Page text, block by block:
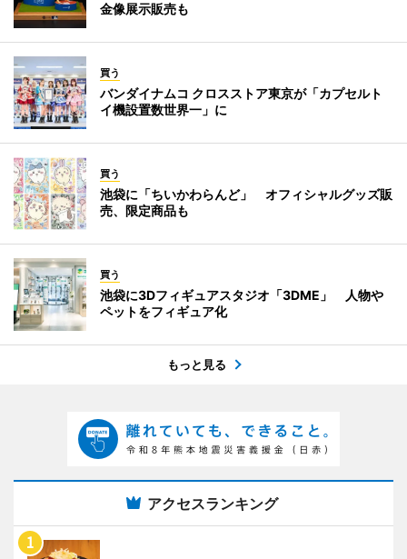
金像展示販売も
買う
バンダイナムコ クロスストア東京が「カプセルト
イ機設置数世界一」に
買う
池袋に「ちいかわらんど」 オフィシャルグッズ販
売、限定商品も
買う
池袋に3Dフィギュアスタジオ「3DME」 人物や
ペットをフィギュア化
もっと見る
アクセスランキング